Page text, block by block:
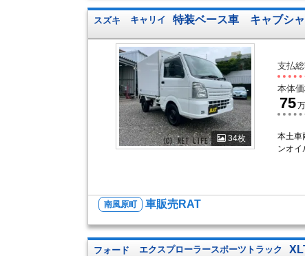
スズキ キャリイ 特装ベース車 キャブシ
34枚
支払
本体
75
本土
ンオ
南風原町 車販売RAT
フォード エクスプローラースポーツトラック